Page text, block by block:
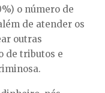
o número de
de atender os
outras
de tributos e